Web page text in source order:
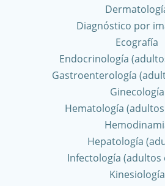
Diagnóstico por
Ecografía
Endocrinología
Gastroenterología
Ginecología
Hematología
Hepatología
Infectología (adultos
Kinesiología